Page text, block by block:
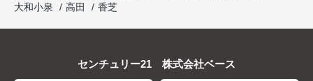
大和小泉
高田 香芝
センチュリー21 株式会社ベース